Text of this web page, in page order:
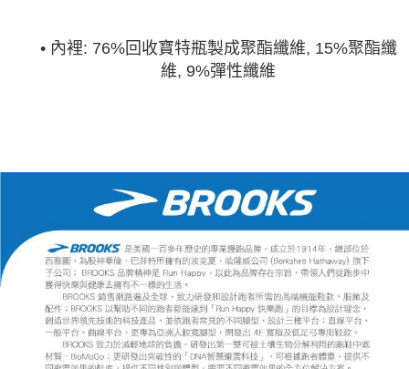
• 內裡: 76%回收寶特瓶製成聚酯纖維, 15%聚酯纖
維, 9%彈性纖維